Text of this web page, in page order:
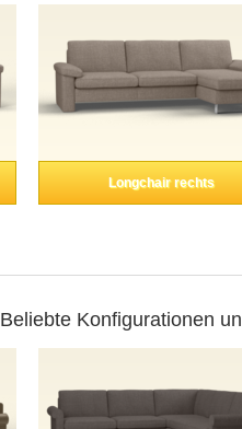
Longchair rechts
Beliebte Konfigurationen